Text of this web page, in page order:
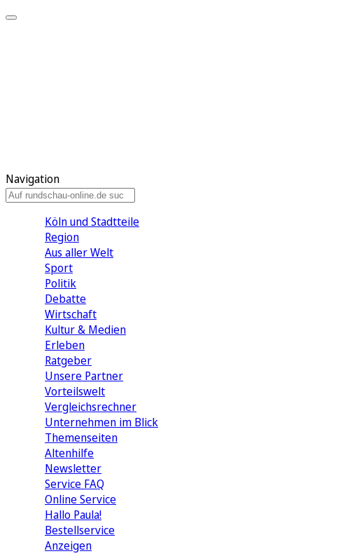
Navigation
Köln und Stadtteile
Region
Aus aller Welt
Sport
Politik
Debatte
Wirtschaft
Kultur & Medien
Erleben
Ratgeber
Unsere Partner
Vorteilswelt
Vergleichsrechner
Unternehmen im Blick
Themenseiten
Altenhilfe
Newsletter
Service FAQ
Online Service
Hallo Paula!
Bestellservice
Anzeigen